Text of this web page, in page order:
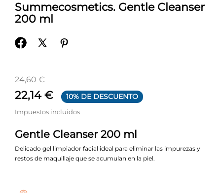
Summecosmetics. Gentle Cleanser
200 ml
24,60 €
22,14 € 10% DE DESCUENTO
Impuestos incluidos
Gentle Cleanser 200 ml
Delicado gel limpiador facial ideal para eliminar las impurezas y
restos de maquillaje que se acumulan en la piel.